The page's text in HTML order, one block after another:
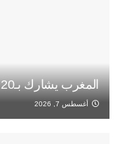
المغرب يشارك بـ120 رياضيا في دورة تارانتو 2026
أغسطس 7, 2026